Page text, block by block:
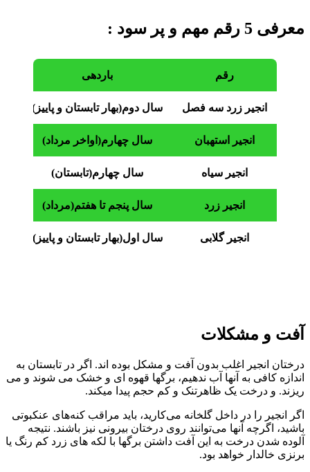
معرفی 5 رقم مهم و پر سود :
رقم باردهی
انجیر زرد سه فصل سال دوم(بهار تابستان و پاییز)
انجیر استهبان سال چهارم(اواخر مرداد)
انجیر سیاه سال چهارم(تابستان)
انجیر زرد سال پنجم تا هفتم(مرداد)
انجیر گلابی سال اول(بهار تابستان و پاییز)
آفت و مشکلات
درختان انجیر اغلب بدون آفت و مشکل بوده اند. اگر در تابستان به
اندازه کافی به آنها آب ندهیم، برگها قهوه ای و خشک می شوند و می
ریزند. و درخت یک ظاهرتنک و کم حجم پیدا میکند.
اگر انجیر را در داخل گلخانه می‌کارید، باید مراقب کنه‌های عنکبوتی
باشید، اگرچه آنها می‌توانند روی درختان بیرونی نیز باشند. نتیجه
آلوده شدن درخت به این آفت داشتن برگها با لکه های زرد کم رنگ یا
برنزی خالدار خواهد بود.